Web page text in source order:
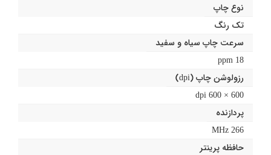
نوع چاپ
تک رنگ
سرعت چاپ سیاه و سفید
18 ppm
رزولوشن چاپ (dpi)
600 × 600 dpi
پردازنده
266 MHz
حافظه پرینتر